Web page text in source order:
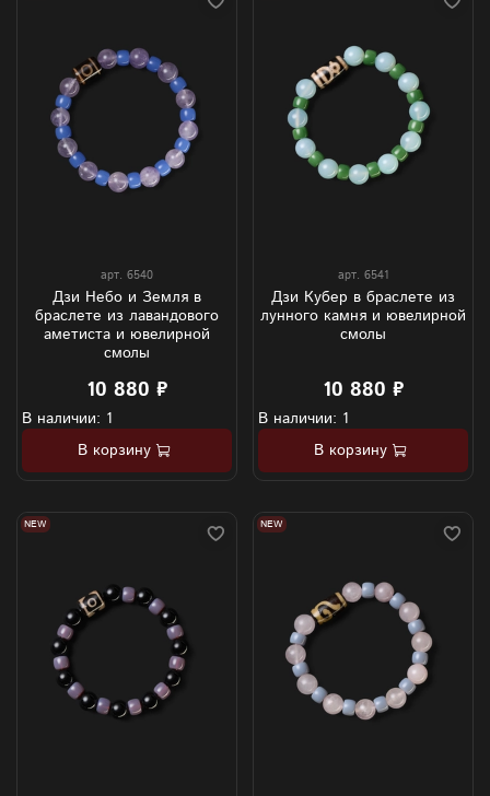
арт. 6540
Дзи Небо и Земля в
браслете из лавандового
аметиста и ювелирной
смолы
10 880 ₽
В наличии: 1
В корзину
арт. 6541
Дзи Кубер в браслете из
лунного камня и ювелирной
смолы
10 880 ₽
В наличии: 1
В корзину
NEW NEW